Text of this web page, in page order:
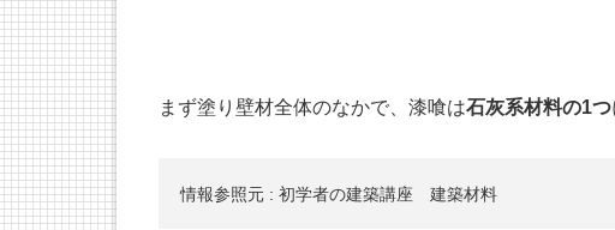
まず塗り壁材全体のなかで、漆喰は石灰系材料の1つ
情報参照元 : 初学者の建築講座 建築材料